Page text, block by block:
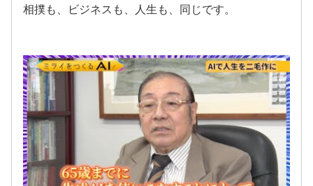
相撲も、ビジネスも、人生も、同じです。